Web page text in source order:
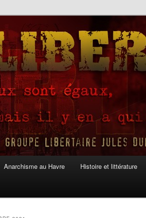
Anarchisme au Havre Histoire et littérature